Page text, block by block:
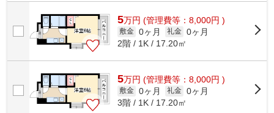
5万円 (管理費等：8,000円 )
敷金 0ヶ月 礼金 0ヶ月
2階 / 1K / 17.20㎡
5万円 (管理費等：8,000円 )
敷金 0ヶ月 礼金 0ヶ月
3階 / 1K / 17.20㎡